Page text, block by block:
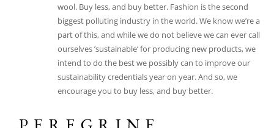
wool. Buy less, and buy better. Fashion is the second
biggest polluting industry in the world. We know we’re a
part of this, and while we do not believe we can ever call
ourselves ’sustainable‘ for producing new products, we
intend to do the best we possibly can to improve our
sustainability credentials year on year. And so, we
encourage you to buy less, and buy better.